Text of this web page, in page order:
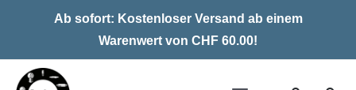
Ab sofort: Kostenloser Versand ab einem
Warenwert von CHF 60.00!